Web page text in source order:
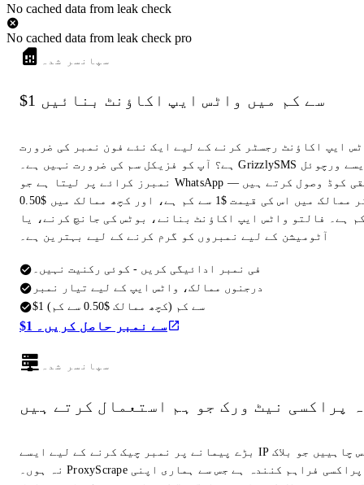
No cached data from leak check
No cached data from leak check pro
سپانسر شدہ
$1 سے کم میں واٹس ایپ اکاؤنٹ بنائیں
ایپ اکاؤنٹ رجسٹر کرنے کے لیے ایک نئے فون نمبر کی ضرورت
ہے؟ آپ کو فزیکل سم کی ضرورت نہیں ہے۔ GrizzlySMS ایسے ورچوئل
نمبرز کرائے پر لیتا ہے جو WhatsApp تصدیقی کوڈ وصول کرتے ہیں —
زیادہ تر ممالک میں اس کی قیمت $1 سے کم ہے، اور کچھ ممالک میں $0.50
ہے۔ فالتو واٹس ایپ اکاؤنٹ بنانے، بوٹس کی جانچ کرنے، یا
آٹومیشن کے لیے نمبروں کو گرم کرنے کے لیے بہترین ہے۔
فی نمبر ادائیگی کریں - کوئی رکنیت نہیں۔
درجنوں ممالک، واٹس ایپ کے لیے تیار نمبر
$1 سے کم (کچھ ممالک $0.50 سے کم)
$1 سے نمبر حاصل کریں۔
سپانسر شدہ
پراکسی نیٹ ورک جو ہم استعمال کرتے ہیں
بڑے پیمانے پر نمبر چیک کرنے کے لیے ایسے IP ایڈریس چاہییں جو بلاک
نہ ہوں۔ ProxyScrape وہی پراکسی فراہم کنندہ ہے جس سے ہماری اپنی